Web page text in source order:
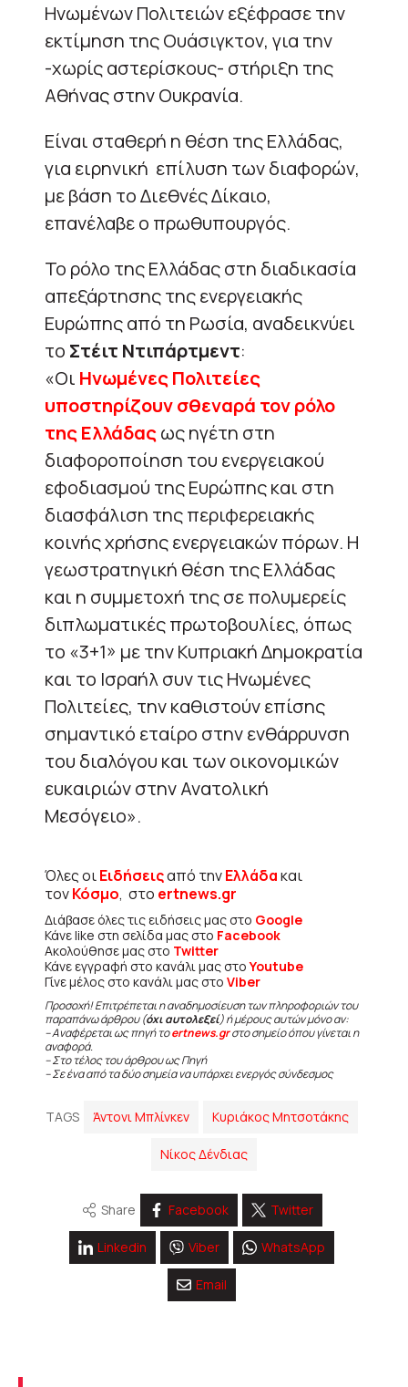
Ηνωμένων Πολιτειών εξέφρασε την
εκτίμηση της Ουάσιγκτον, για την
-χωρίς αστερίσκους- στήριξη της
Αθήνας στην Ουκρανία.
Είναι σταθερή η θέση της Ελλάδας,
για ειρηνική επίλυση των διαφορών,
με βάση το Διεθνές Δίκαιο,
επανέλαβε ο πρωθυπουργός.
Το ρόλο της Ελλάδας στη διαδικασία
απεξάρτησης της ενεργειακής
Ευρώπης από τη Ρωσία, αναδεικνύει
το Στέιτ Ντιπάρτμεντ:
«Οι Ηνωμένες Πολιτείες
υποστηρίζουν σθεναρά τον ρόλο
της Ελλάδαςως ηγέτη στη
διαφοροποίηση του ενεργειακού
εφοδιασμού της Ευρώπης και στη
διασφάλιση της περιφερειακής
κοινής χρήσης ενεργειακών πόρων. Η
γεωστρατηγική θέση της Ελλάδας
και η συμμετοχή της σε πολυμερείς
διπλωματικές πρωτοβουλίες, όπως
το «3+1» με την Κυπριακή Δημοκρατία
και το Ισραήλ συν τις Ηνωμένες
Πολιτείες, την καθιστούν επίσης
σημαντικό εταίρο στην ενθάρρυνση
του διαλόγου και των οικονομικών
ευκαιριών στην Ανατολική
Μεσόγειο».
Όλες οιΕιδήσειςαπό τηνΕλλάδακαι
τονΚόσμο, στο ertnews.gr
Διάβασε όλες τις ειδήσεις μας στο Google
Κάνε like στη σελίδα μας στο Facebook
Ακολούθησε μας στο Twitter
Κάνε εγγραφή στο κανάλι μας στοYoutube
Γίνε μέλος στο κανάλι μας στο Viber
Προσοχή! Επιτρέπεται η αναδημοσίευση των πληροφοριών του
παραπάνω άρθρου (όχι αυτολεξεί) ή μέρους αυτών μόνο αν:
– Αναφέρεται ως πηγή τοertnews.grστο σημείο όπου γίνεται η
αναφορά.
– Στο τέλος του άρθρου ως Πηγή
– Σε ένα από τα δύο σημεία να υπάρχει ενεργός σύνδεσμος
TAGS Άντονι Μπλίνκεν Κυριάκος Μητσοτάκης
Νίκος Δένδιας
Share Facebook Twitter
Linkedin Viber WhatsApp
Email